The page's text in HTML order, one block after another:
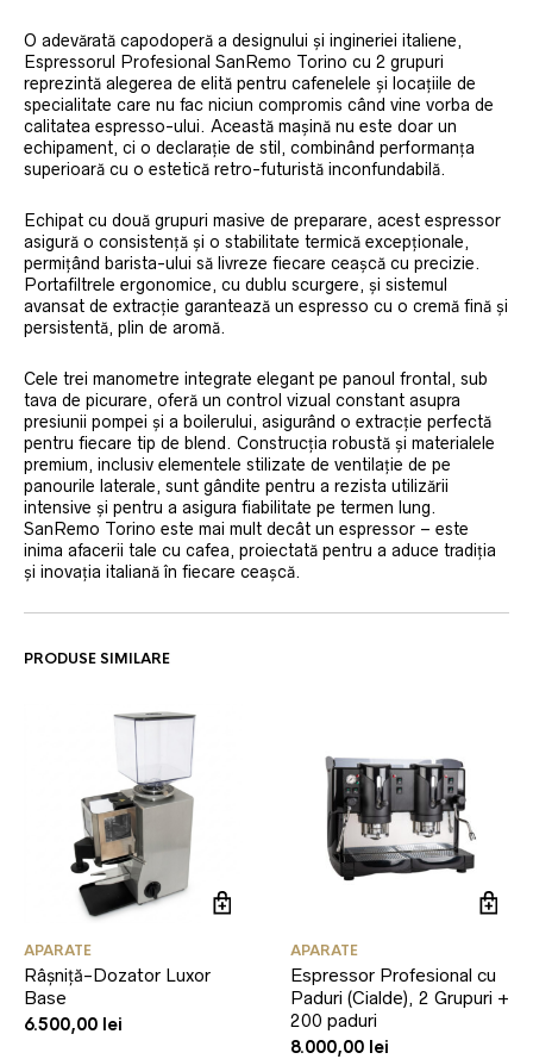
O adevărată capodoperă a designului și ingineriei italiene,
Espressorul Profesional SanRemo Torino cu 2 grupuri
reprezintă alegerea de elită pentru cafenelele și locațiile de
specialitate care nu fac niciun compromis când vine vorba de
calitatea espresso-ului. Această mașină nu este doar un
echipament, ci o declarație de stil, combinând performanța
superioară cu o estetică retro-futuristă inconfundabilă.
Echipat cu două grupuri masive de preparare, acest espressor
asigură o consistență și o stabilitate termică excepționale,
permițând barista-ului să livreze fiecare ceașcă cu precizie.
Portafiltrele ergonomice, cu dublu scurgere, și sistemul
avansat de extracție garantează un espresso cu o cremă fină și
persistentă, plin de aromă.
Cele trei manometre integrate elegant pe panoul frontal, sub
tava de picurare, oferă un control vizual constant asupra
presiunii pompei și a boilerului, asigurând o extracție perfectă
pentru fiecare tip de blend. Construcția robustă și materialele
premium, inclusiv elementele stilizate de ventilație de pe
panourile laterale, sunt gândite pentru a rezista utilizării
intensive și pentru a asigura fiabilitate pe termen lung.
SanRemo Torino este mai mult decât un espressor – este
inima afacerii tale cu cafea, proiectată pentru a aduce tradiția
și inovația italiană în fiecare ceașcă.
PRODUSE SIMILARE
APARATE
Râșniță-Dozator Luxor
Base
6.500,00 lei
APARATE
Espressor Profesional cu
Paduri (Cialde), 2 Grupuri +
200 paduri
8.000,00 lei